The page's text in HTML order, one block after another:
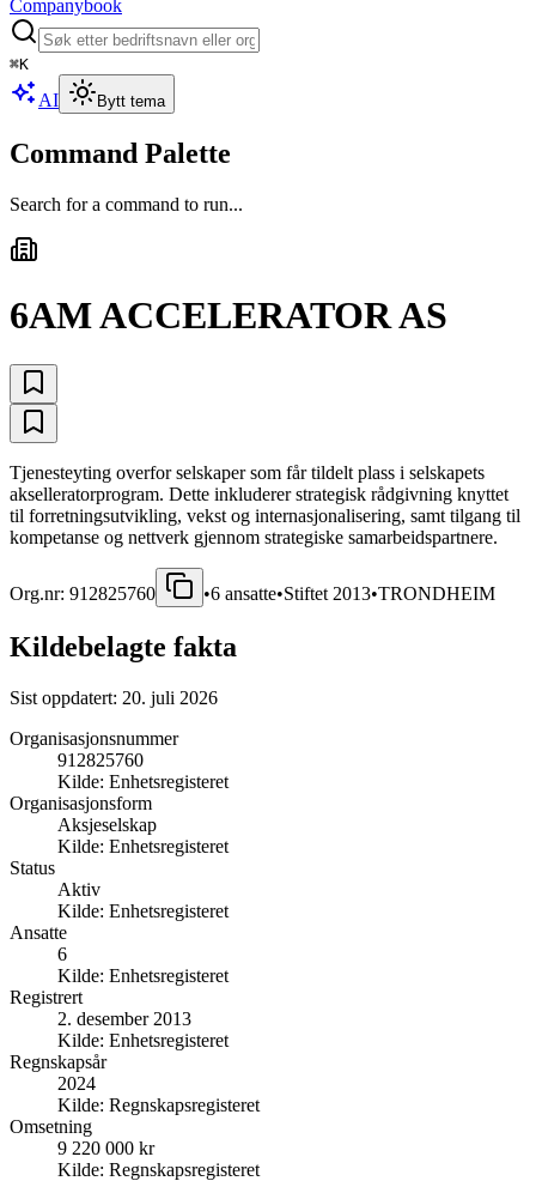
Companybook
⌘K
AI Bytt tema
Command Palette
Search for a command to run...
6AM ACCELERATOR AS
Tjenesteyting overfor selskaper som får tildelt plass i selskapets
akselleratorprogram. Dette inkluderer strategisk rådgivning knyttet
til forretningsutvikling, vekst og internasjonalisering, samt tilgang til
kompetanse og nettverk gjennom strategiske samarbeidspartnere.
Org.nr: 912825760 •6 ansatte•Stiftet 2013•TRONDHEIM
Kildebelagte fakta
Sist oppdatert: 20. juli 2026
Organisasjonsnummer
912825760
Kilde: Enhetsregisteret
Organisasjonsform
Aksjeselskap
Kilde: Enhetsregisteret
Status
Aktiv
Kilde: Enhetsregisteret
Ansatte
6
Kilde: Enhetsregisteret
Registrert
2. desember 2013
Kilde: Enhetsregisteret
Regnskapsår
2024
Kilde: Regnskapsregisteret
Omsetning
9 220 000 kr
Kilde: Regnskapsregisteret